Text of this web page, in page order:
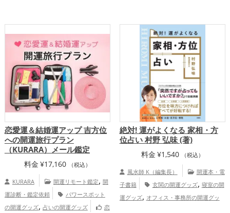
ズ,寝室の開運グッズ,バスルームの開運
, ,
ルームの開運グッズ,美容の開運グッズ
風水・家相の開運グッズ
恋愛運ア
ップ,結婚運アップ,金運アップ,仕事運
アップ,健康運アップ,家庭運・家族運ア
ップ,総合運・全体運アップ
運アップ,結婚運アップ , 金運アップ
事運アップ ,健康運アップ,家庭運・家族
運アップ,総合運・全体運アップ
恋愛運＆結婚運アップ 吉方位
への開運旅行プラン
（KURARA）メール鑑定
料金 ¥17,160 （税込）
KURARA 開運リモート鑑定, 開
運診断・鑑定依頼
パワースポット
の開運グッズ, 占いの開運グッズ
恋
絶対! 運がよくなる 家相・方
位占い 村野 弘味 (著)
料金 ¥1,540 （税込）
風水師 K（編集長）
開運本・電
子書籍
玄関の開運グッズ, 寝室の開
運グッズ, オフィス・事務所の開運グッ